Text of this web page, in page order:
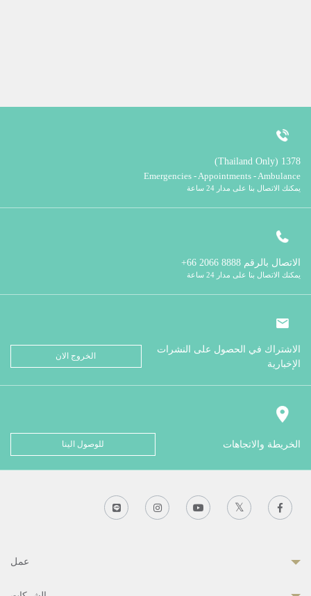
1378 (Thailand Only)
Emergencies - Appointments - Ambulance
يمكنك الاتصال بنا على مدار 24 ساعة
الاتصال بالرقم
يمكنك الاتصال بنا على مدار 24 ساعة
الاشتراك في الحصول على النشرات
الإخبارية
الخروج الان
الخريطة والاتجاهات للوصول الينا
عمل